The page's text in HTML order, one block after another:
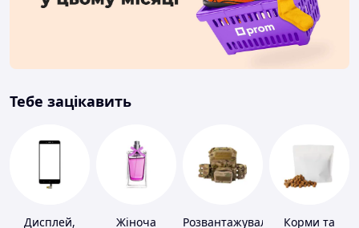
Тебе зацікавить
Дисплей,
Жіноча
Розвантажувальні Корми та